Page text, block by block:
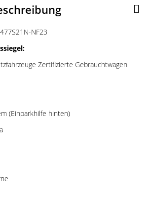
NF23
Zertifizierte Gebrauchtwagen
(Einparkhilfe hinten)